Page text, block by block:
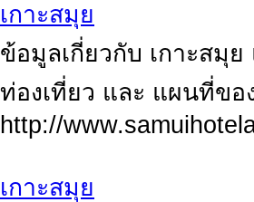
เกาะสมุย
ข้อมูลเกี่ยวกับ เกาะสมุ
ท่องเที่ยว และ แผนที่ขอ
http://
เกาะสมุย